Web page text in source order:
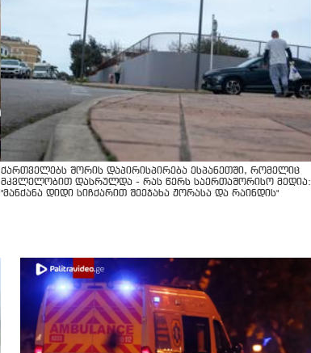
ქართველებს შორის დაპირისპირება ესპანეთში, რომელიც
მკვლელობით დასრულდა - რას წერს საერთაშორისო მედია:
"მანქანა დიდი სიჩქარით შეეჯახა ჟორასა და რაინდის"